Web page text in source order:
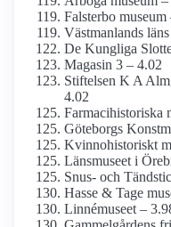
Falsterbo museum
Västmanlands
De Kungliga
Magasin 3 – 4.02
Stiftelsen K A
4.02
Farmaci­historiska
Göteborgs
Kvinnohistoriskt
Länsmuseet i
Snus- och
Hasse & Tage
Linnémuseet –